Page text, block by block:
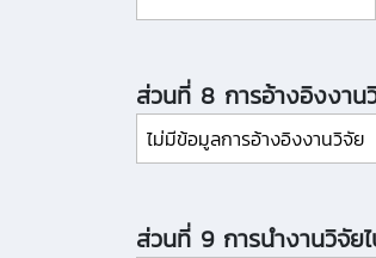
ส่วนที่ 8 การอ้างอิงงาน
ไม่มีข้อมูลการอ้างอิงงานวิจัย
ส่วนที่ 9 การนำงานวิจัยไ